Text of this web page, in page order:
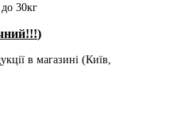
30кг
)
в магазині (Київ,